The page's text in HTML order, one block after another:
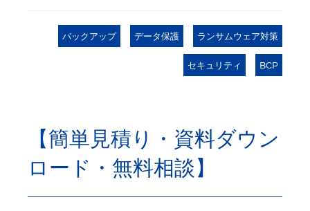
バックアップ データ保護 ランサムウェア対策
セキュリティ BCP
【簡単見積り・資料ダウン
ロード・無料相談】